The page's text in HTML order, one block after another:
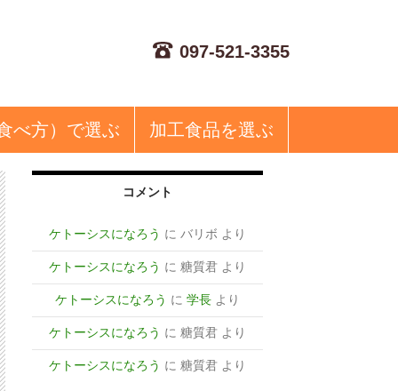
097-521-3355
食べ方）で選ぶ 加工食品を選ぶ
コメント
ケトーシスになろう にバリボ より
ケトーシスになろう に糖質君 より
ケトーシスになろう に学長 より
ケトーシスになろう に糖質君 より
ケトーシスになろう に糖質君 より